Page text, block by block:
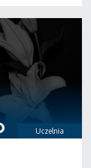
Uczelnia